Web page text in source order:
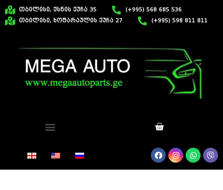
თბილისი, ქსნის ქუჩა 35
(+995) 568 685 536
თბილისი, ხოშარაულის ქუჩა 27
(+995) 598 811 811